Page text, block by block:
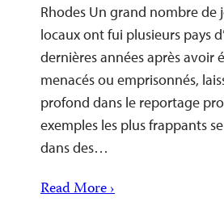
Rhodes Un grand nombre de
locaux ont fui plusieurs pays
dernières années après avoir
menacés ou emprisonnés,
profond dans le reportage
exemples les plus frappants
dans des…
Read More ›